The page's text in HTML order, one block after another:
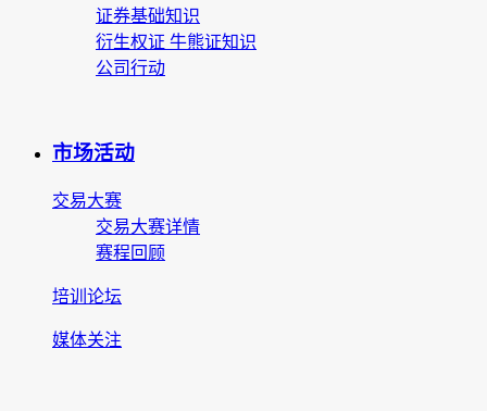
证券基础知识
衍生权证 牛熊证知识
公司行动
市场活动
交易大赛
交易大赛详情
赛程回顾
培训论坛
媒体关注